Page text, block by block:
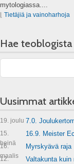
mytologiassa....
Tietäjiä ja vainoharhoja
Hae teoblogista
Uusimmat
19. joulu 7.0.
15.
heinä
16.9. Meister
16.
maalis
Myrskyävä raja
12. Valtakunta